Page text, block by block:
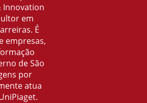
Innovation
em
É
empresas,
de São
por
atua